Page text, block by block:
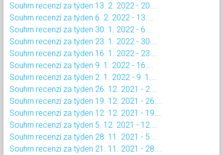
Souhrn recenzí za týden 13. 2. 2022 - 20....
Souhrn recenzí za týden 6. 2. 2022 - 13....
Souhrn recenzí za týden 30. 1. 2022 - 6....
Souhrn recenzí za týden 23. 1. 2022 - 30....
Souhrn recenzí za týden 16. 1. 2022 - 23....
Souhrn recenzí za týden 9. 1. 2022 - 16....
Souhrn recenzí za týden 2. 1. 2022 - 9. 1....
Souhrn recenzí za týden 26. 12. 2021 - 2....
Souhrn recenzí za týden 19. 12. 2021 - 26....
Souhrn recenzí za týden 12. 12. 2021 - 19....
Souhrn recenzí za týden 5. 12. 2021 - 12....
Souhrn recenzí za týden 28. 11. 2021 - 5....
Souhrn recenzí za týden 21. 11. 2021 - 28....